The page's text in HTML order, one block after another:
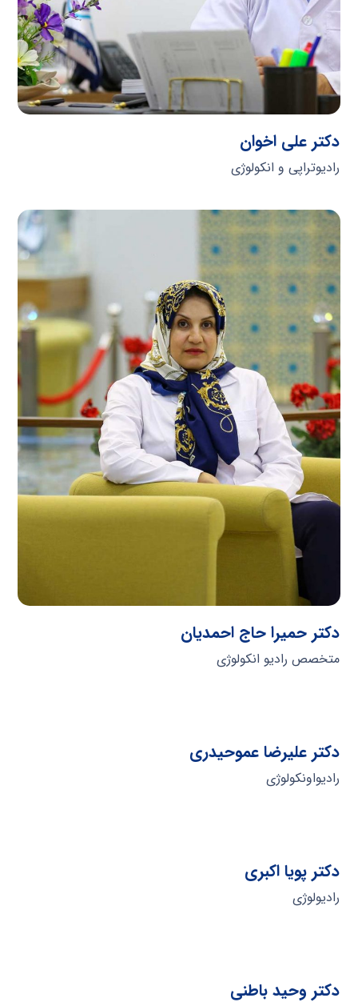
دکتر علی اخوان
رادیوتراپی و انکولوژی
دکتر حمیرا حاج احمدیان
متخصص رادیو انکولوژی
دکتر علیرضا عموحیدری
رادیواونکولوژی
دکتر پویا اکبری
رادیولوژی
دکتر وحید باطنی